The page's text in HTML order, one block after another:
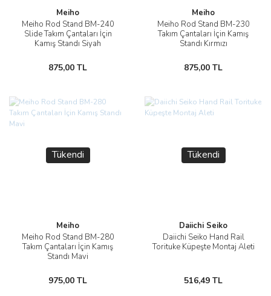
Meiho
Meiho Rod Stand BM-240
Slide Takım Çantaları İçin
Kamış Standı Siyah
875,00 TL
Meiho
Meiho Rod Stand BM-230
Takım Çantaları İçin Kamış
Standı Kırmızı
875,00 TL
Tükendi
Meiho
Meiho Rod Stand BM-280
Takım Çantaları İçin Kamış
Standı Mavi
975,00 TL
Tükendi
Daiichi Seiko
Daiichi Seiko Hand Rail
Torituke Küpeşte Montaj Aleti
516,49 TL